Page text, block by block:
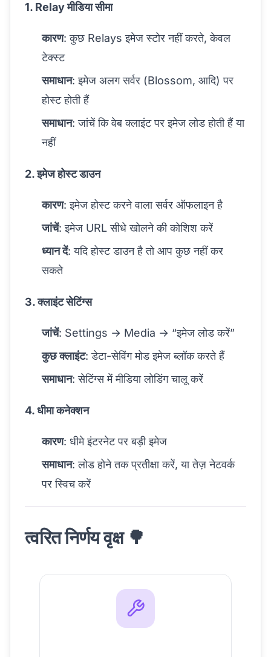
1. Relay मीडिया सीमा
कारण: कुछ Relays इमेज स्टोर नहीं करते, केवल
टेक्स्ट
समाधान: इमेज अलग सर्वर (Blossom, आदि) पर
होस्ट होती हैं
समाधान: जांचें कि वेब क्लाइंट पर इमेज लोड होती हैं या
नहीं
2. इमेज होस्ट डाउन
कारण: इमेज होस्ट करने वाला सर्वर ऑफलाइन है
जांचें: इमेज URL सीधे खोलने की कोशिश करें
ध्यान दें: यदि होस्ट डाउन है तो आप कुछ नहीं कर
सकते
3. क्लाइंट सेटिंग्स
जांचें: Settings → Media → “इमेज लोड करें”
कुछ क्लाइंट: डेटा-सेविंग मोड इमेज ब्लॉक करते हैं
समाधान: सेटिंग्स में मीडिया लोडिंग चालू करें
4. धीमा कनेक्शन
कारण: धीमे इंटरनेट पर बड़ी इमेज
समाधान: लोड होने तक प्रतीक्षा करें, या तेज़ नेटवर्क
पर स्विच करें
त्वरित निर्णय वृक्ष 🌳